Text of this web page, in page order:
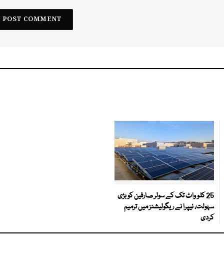
25 کلو واٹ تک کے سولر صارفین کو بڑی
سہولت، نیپرا نے ریگولیشنز میں ترمیم
کردی